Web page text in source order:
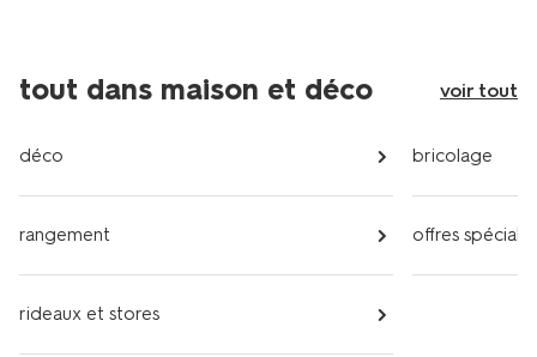
tout dans maison et déco voir tout
déco
rangement
rideaux et stores
bricolage
offres spéciales